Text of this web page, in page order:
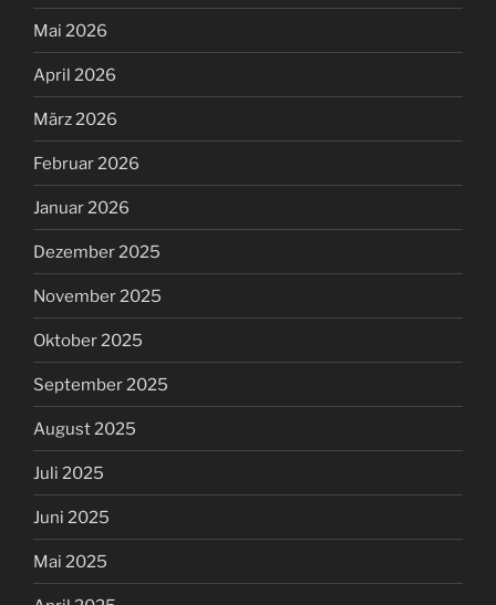
Mai 2026
April 2026
März 2026
Februar 2026
Januar 2026
Dezember 2025
November 2025
Oktober 2025
September 2025
August 2025
Juli 2025
Juni 2025
Mai 2025